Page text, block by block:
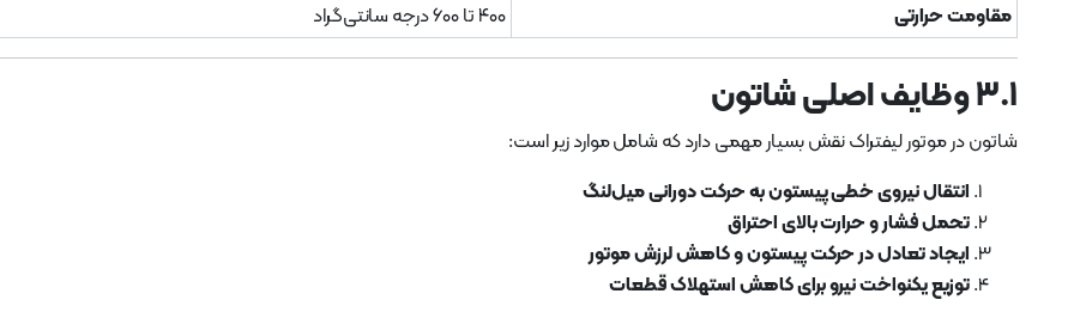
مقاومت حرارتی
۴۰۰ تا ۶۰۰ درجه سانتی‌گراد
۳.۱ وظایف اصلی شاتون
شاتون در موتور لیفتراک نقش بسیار مهمی دارد که شامل موارد زیر است:
انتقال نیروی خطی پیستون به حرکت دورانی میل‌لنگ
تحمل فشار و حرارت بالای احتراق
ایجاد تعادل در حرکت پیستون و کاهش لرزش موتور
توزیع یکنواخت نیرو برای کاهش استهلاک قطعات